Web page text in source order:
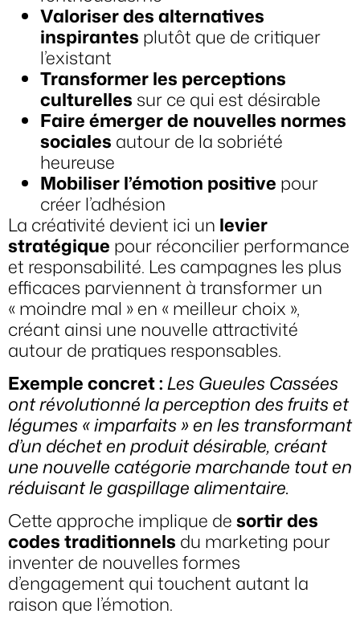
Valoriser des alternatives
inspirantes plutôt que de critiquer
l’existant
Transformer les perceptions
culturelles sur ce qui est désirable
Faire émerger de nouvelles normes
sociales autour de la sobriété
heureuse
Mobiliser l’émotion positive pour
créer l’adhésion
La créativité devient ici un levier
stratégique pour réconcilier performance
et responsabilité. Les campagnes les plus
efficaces parviennent à transformer un
« moindre mal » en « meilleur choix »,
créant ainsi une nouvelle attractivité
autour de pratiques responsables.
Exemple concret :Les Gueules Cassées
ont révolutionné la perception des fruits et
légumes « imparfaits » en les transformant
d’un déchet en produit désirable, créant
une nouvelle catégorie marchande tout en
réduisant le gaspillage alimentaire.
Cette approche implique desortir des
codes traditionnels du marketing pour
inventer de nouvelles formes
d’engagement qui touchent autant la
raison que l’émotion.